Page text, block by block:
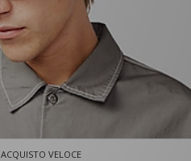
ACQUISTO VELOCE